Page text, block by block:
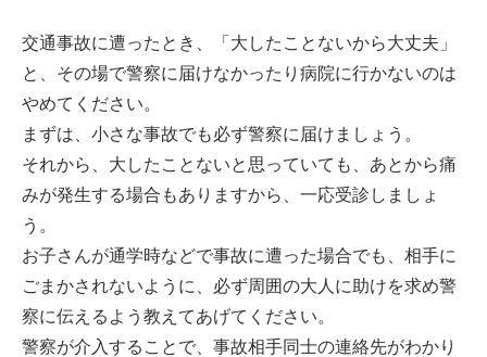
交通事故に遭ったとき、「大したことないから大丈夫」
と、その場で警察に届けなかったり病院に行かないのは
やめてください。
まずは、小さな事故でも必ず警察に届けましょう。
それから、大したことないと思っていても、あとから痛
みが発生する場合もありますから、一応受診しましょ
う。
お子さんが通学時などで事故に遭った場合でも、相手に
ごまかされないように、必ず周囲の大人に助けを求め警
察に伝えるよう教えてあげてください。
警察が介入することで、事故相手同士の連絡先がわかり